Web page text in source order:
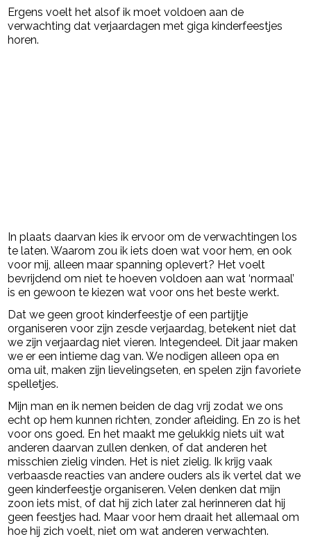
Ergens voelt het alsof ik moet voldoen aan de
verwachting dat verjaardagen met giga kinderfeestjes
horen.
In plaats daarvan kies ik ervoor om de verwachtingen los
te laten. Waarom zou ik iets doen wat voor hem, en ook
voor mij, alleen maar spanning oplevert? Het voelt
bevrijdend om niet te hoeven voldoen aan wat ‘normaal’
is en gewoon te kiezen wat voor ons het beste werkt.
Dat we geen groot kinderfeestje of een partijtje
organiseren voor zijn zesde verjaardag, betekent niet dat
we zijn verjaardag niet vieren. Integendeel. Dit jaar maken
we er een intieme dag van. We nodigen alleen opa en
oma uit, maken zijn lievelingseten, en spelen zijn favoriete
spelletjes.
Mijn man en ik nemen beiden de dag vrij zodat we ons
echt op hem kunnen richten, zonder afleiding. En zo is het
voor ons goed. En het maakt me gelukkig niets uit wat
anderen daarvan zullen denken, of dat anderen het
misschien zielig vinden. Het is niet zielig. Ik krijg vaak
verbaasde reacties van andere ouders als ik vertel dat we
geen kinderfeestje organiseren. Velen denken dat mijn
zoon iets mist, of dat hij zich later zal herinneren dat hij
geen feestjes had. Maar voor hem draait het allemaal om
hoe hij zich voelt, niet om wat anderen verwachten.